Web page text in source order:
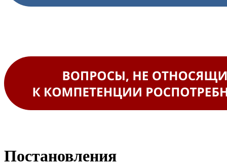
Постановления